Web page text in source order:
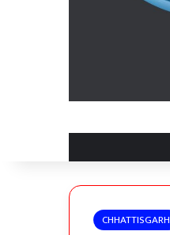
CHHATTISGARH